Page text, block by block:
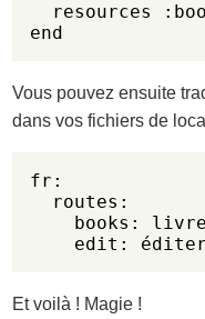
resources
Vous pouvez ensuite
dans vos fichiers de
fr:
  routes:
books:
Et voilà ! Magie !